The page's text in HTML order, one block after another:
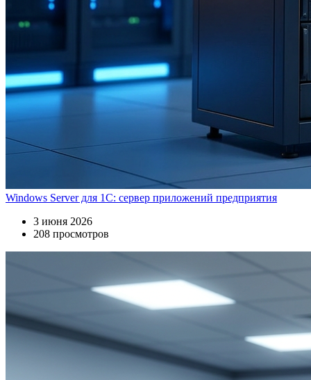
Windows Server для 1С: сервер приложений предприятия
3 июня 2026
208 просмотров